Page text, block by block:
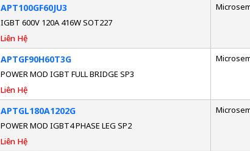
APT100GF60JU3
IGBT 600V 120A 416W SOT227
Liên Hệ
APTGF90H60T3G
POWER MOD IGBT FULL BRIDGE SP3
Liên Hệ
APTGL180A1202G
POWER MOD IGBT4 PHASE LEG SP2
Liên Hệ